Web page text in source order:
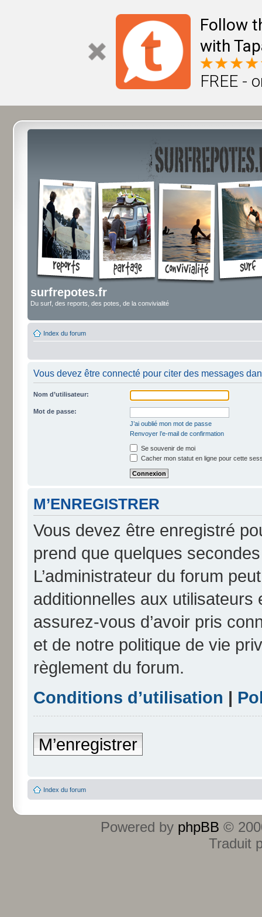
Follow
with
FREE -
surfrepotes.fr
Du surf, des reports, des potes, de la convivialité
Index du forum
Vous devez être connecté pour citer des messages
Nom d’utilisateur:
Mot de passe:
J’ai oublié mon mot de passe
Renvoyer l’e-mail de confirmation
Se souvenir de moi
Cacher mon statut en ligne pour cette
M’ENREGISTRER
Vous devez être enregistré
prend que quelques
L’administrateur du forum
additionnelles aux
assurez-vous d’avoir pris
et de notre politique de vie
règlement du forum.
Conditions d’utilisation |
M’enregistrer
Index du forum
Powered by phpBB ©
Traduit